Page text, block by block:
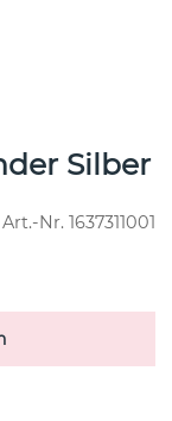
Silber
Art.-Nr. 1637311001